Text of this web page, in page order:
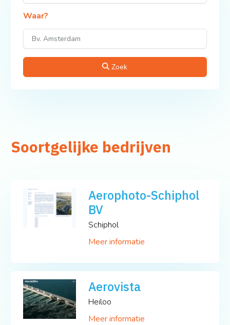
Waar?
Zoek
Soortgelijke bedrijven
Aerophoto-Schiphol
BV
Schiphol
Meer informatie
Aerovista
Heiloo
Meer informatie